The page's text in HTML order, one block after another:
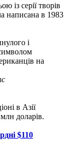
із серії творів
написана в 1983
і
на
в Азії
доларів.
$110